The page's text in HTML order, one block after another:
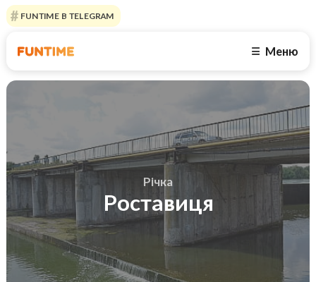
FUNTIME В TELEGRAM
☰ Меню
Річка
Роставиця